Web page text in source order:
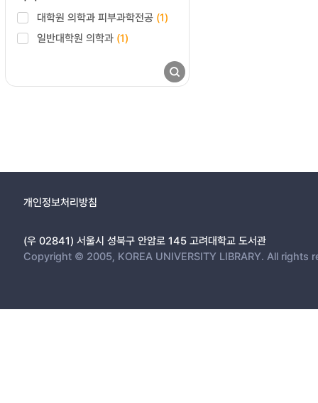
대학원 의학과 피부과학전공 (1)
일반대학원 의학과 (1)
개인정보처리방침
(우 02841) 서울시 성북구 안암로 145 고려대학교 도서관
Copyright © 2005, KOREA UNIVERSITY LIBRARY. All rights